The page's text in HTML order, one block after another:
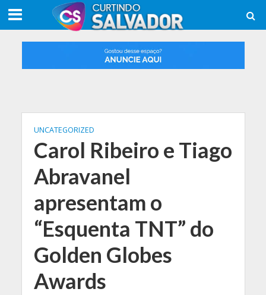
UNCATEGORIZED
Carol Ribeiro e Tiago
Abravanel
apresentam o
“Esquenta TNT” do
Golden Globes
Awards